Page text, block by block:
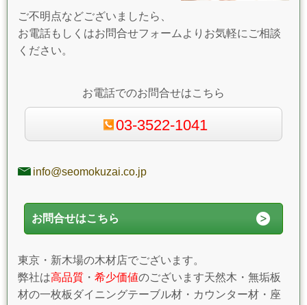
ご不明点などございましたら、
お電話もしくはお問合せフォームよりお気軽にご相談
ください。
お電話でのお問合せはこちら
03-3522-1041
info@seomokuzai.co.jp
お問合せはこちら
東京・新木場の木材店でございます。
弊社は高品質 ・ 希少価値のございます天然木・無垢板
材の一枚板ダイニングテーブル材・カウンター材・座